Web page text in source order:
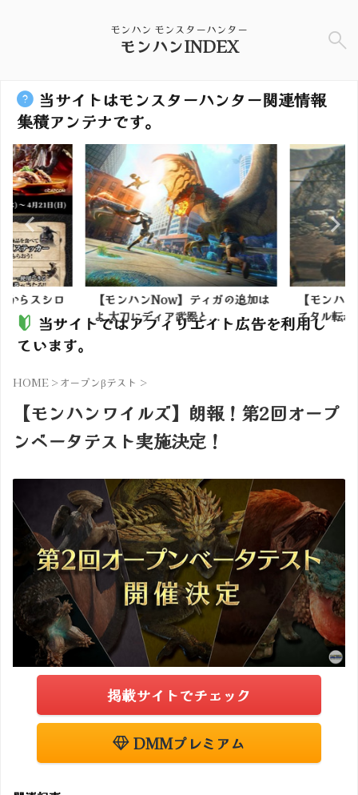
モンハン モンスターハンター
モンハンINDEX
当サイトはモンスターハンター関連情報
集積アンテナです。
らスシロ
【モンハンNow】ティガの追加は
よ 太刀にディア武器と...
【モンハ
てタル転
当サイトではアフィリエイト広告を利用し
ています。
HOME >オープンβテスト >
【モンハンワイルズ】朗報！第2回オープ
ンベータテスト実施決定！
掲載サイトでチェック
DMMプレミアム